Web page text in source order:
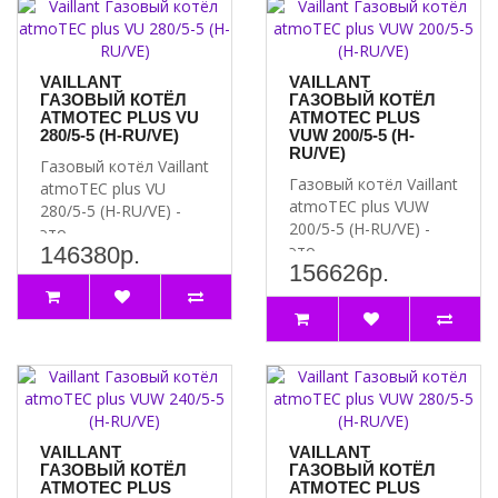
- газовый настенный отопительный котёл
- мощность котла регулируется модулирующей горелкой
- естественный отвод продуктов сгорания в дымоход
- регулирование температуры горячей воды
- автоматическое переключение в режим приготовления горячей
хозяйственной воды при её расходе от 1,5 л в минуту
ВОЗМОЖНОСТИ УСТАНОВКИ ATMOTEC PRO VUW 240/3
- отопление и приготовление горячей воды в комбинации с
емкостным водонагревателем
- для реконструируемых и строящихся жилых домов и квартир
- минимальный требуемый боковой зазор 20 мм, все узлы доступны
спереди
ОСНАЩЕНИЕ ATMOTEC PRO VUW 240/5-3
- встроенный проточный пластинчатый теплообменник для нагрева
воды, противодействующий образованию накипи
VAILLANT
ГАЗОВЫЙ КОТЁЛ
ATMOTEC PLUS VU
280/5-5 (H-RU/VE)
Газовый котёл Vaillant
atmoTEC plus VU
280/5-5 (H-RU/VE) -
это
высококачественное
отопительное обору..
146380р.
VAILLANT
ГАЗОВЫЙ КОТЁЛ
ATMOTEC PLUS
VUW 200/5-5 (H-
RU/VE)
Газовый котёл Vaillant
atmoTEC plus VUW
200/5-5 (H-RU/VE) -
это
высококачественное
отопительное обор..
156626р.
VAILLANT
ГАЗОВЫЙ КОТЁЛ
ATMOTEC PLUS
VAILLANT
ГАЗОВЫЙ КОТЁЛ
ATMOTEC PLUS